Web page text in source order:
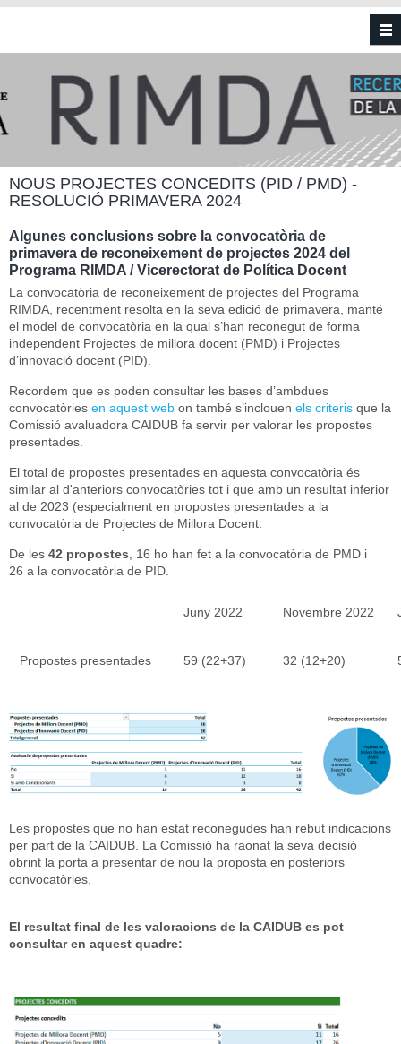
Vés al contingut
NOUS PROJECTES CONCEDITS (PID / PMD) -
RESOLUCIÓ PRIMAVERA 2024
Algunes conclusions sobre la convocatòria de
primavera de reconeixement de projectes 2024 del
Programa RIMDA / Vicerectorat de Política Docent
La convocatòria de reconeixement de projectes del Programa
RIMDA, recentment resolta en la seva edició de primavera, manté
el model de convocatòria en la qual s’han reconegut de forma
independent Projectes de millora docent (PMD) i Projectes
d’innovació docent (PID).
Recordem que es poden consultar les bases d’ambdues
convocatòries en aquest web on també s’inclouen els criteris que la
Comissió avaluadora CAIDUB fa servir per valorar les propostes
presentades.
El total de propostes presentades en aquesta convocatòria és
similar al d'anteriors convocatòries tot i que amb un resultat inferior
al de 2023 (especialment en propostes presentades a la
convocatòria de Projectes de Millora Docent.
De les 42 propostes , 16 ho han fet a la convocatòria de PMD i
26 a la convocatòria de PID.
Juny 2022 Novembre 2022
Propostes presentades 59 (22+37) 32 (12+20)
Les propostes que no han estat reconegudes han rebut indicacions
per part de la CAIDUB. La Comissió ha raonat la seva decisió
obrint la porta a presentar de nou la proposta en posteriors
convocatòries.
El resultat final de les valoracions de la CAIDUB es pot
consultar en aquest quadre: